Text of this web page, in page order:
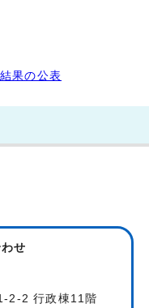
果の公表
せ
2-2 行政棟11階